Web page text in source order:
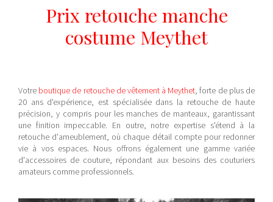
Prix retouche manche
costume Meythet
Votre boutique de retouche de vêtement à Meythet, forte de plus de
20 ans d'expérience, est spécialisée dans la retouche de haute
précision, y compris pour les manches de manteaux, garantissant
une finition impeccable. En outre, notre expertise s'étend à la
retouche d'ameublement, où chaque détail compte pour redonner
vie à vos espaces. Nous offrons également une gamme variée
d'accessoires de couture, répondant aux besoins des couturiers
amateurs comme professionnels.